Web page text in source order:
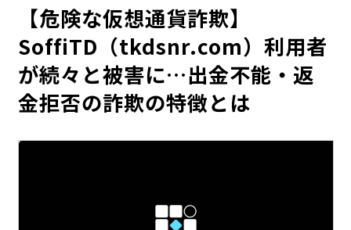
【危険な仮想通貨詐欺】
SoffiTD（tkdsnr.com）利用者
が続々と被害に…出金不能・返
金拒否の詐欺の特徴とは